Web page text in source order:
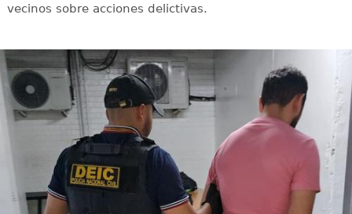
vecinos sobre acciones delictivas.